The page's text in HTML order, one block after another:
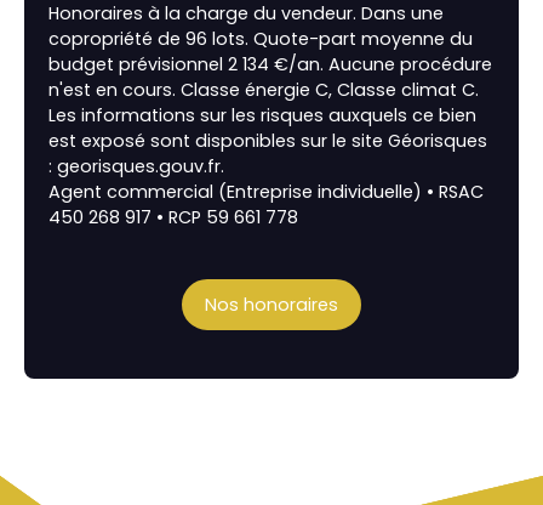
Honoraires à la charge du vendeur. Dans une
copropriété de 96 lots. Quote-part moyenne du
budget prévisionnel 2 134 €/an. Aucune procédure
n'est en cours. Classe énergie C, Classe climat C.
Les informations sur les risques auxquels ce bien
est exposé sont disponibles sur le site Géorisques
: georisques.gouv.fr.
Agent commercial (Entreprise individuelle) • RSAC
450 268 917 • RCP 59 661 778
Nos honoraires